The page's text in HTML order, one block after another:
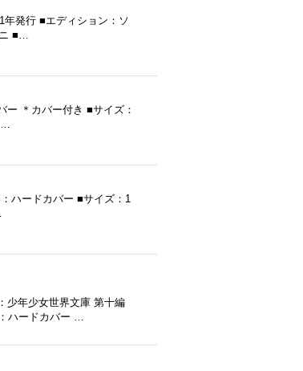
発行 ■エディション：ソ
ニ ■…
＊カバー付き ■サイズ：
…
ハードカバー ■サイズ：1
少年少女世界文庫 第十編
ハードカバー …